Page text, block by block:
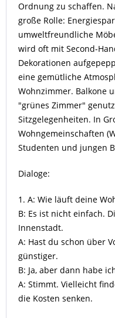
Ordnung zu schaffen.
große Rolle:
umweltfreundliche
wird oft mit Second-
Dekorationen
eine gemütliche
Wohnzimmer. Balkone
"grünes Zimmer"
Sitzgelegenheiten. In
Wohngemeinschaften
Studenten und jungen
Dialoge:
1. A: Wie läuft deine
B: Es ist nicht einfach.
Innenstadt.
A: Hast du schon über
günstiger.
B: Ja, aber dann habe
A: Stimmt. Vielleicht
die Kosten senken.